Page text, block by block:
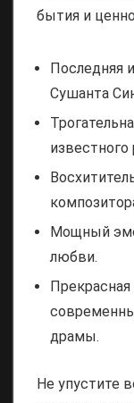
бытия и
Последняя
Сушанта
Мощный
любви.
драмы.
Не упустите